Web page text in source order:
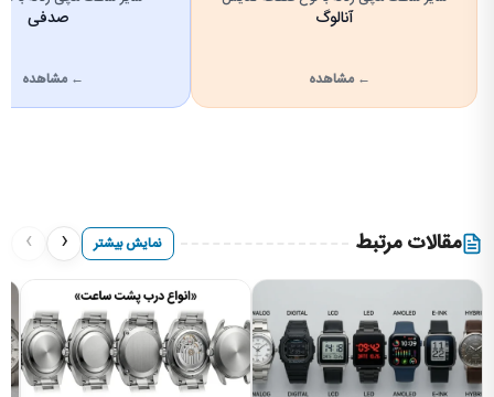
آنالوگ
← مشاهده
صدفی
← مشاهده
مقالات مرتبط نمایش بیشتر ‹
›